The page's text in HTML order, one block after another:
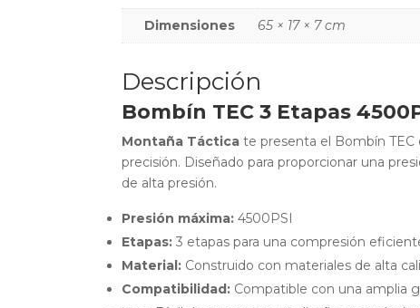
Dimensiones 65 × 17 × 7 cm
Descripción
Bombín TEC 3 Etapas
Montaña Táctica te presenta el Bombín TEC
precisión. Diseñado para proporcionar una
de alta presión.
Presión máxima: 4500PSI
Etapas: 3 etapas para una compresión
Material: Construido con materiales de alta
Compatibilidad: Compatible con una amplia